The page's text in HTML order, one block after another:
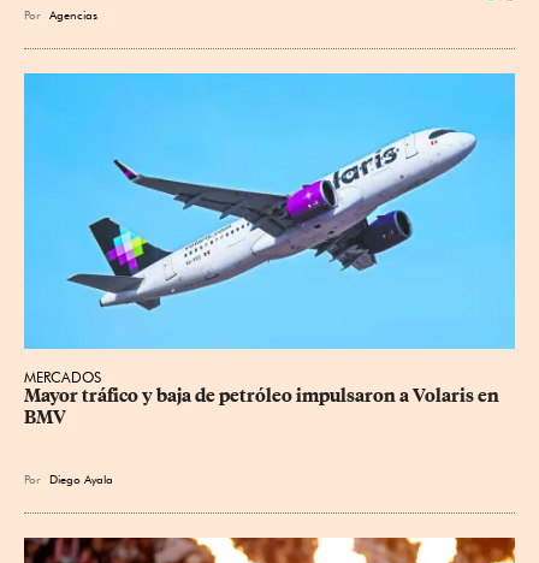
Por Agencias
MERCADOS
Mayor tráfico y baja de petróleo impulsaron a Volaris en
BMV
Por Diego Ayala